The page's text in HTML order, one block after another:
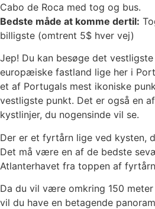
Cabo de Roca med tog og bus.
Bedste måde at komme dertil:
billigste (omtrent 5$ hver vej)
Jep! Du kan besøge det
europæiske fastland lige her i
et af Portugals mest ikoniske
vestligste punkt. Det er også en
kystlinjer, du nogensinde vil se.
Der er et fyrtårn lige ved kysten,
Det må være en af ​​de bedste
Atlanterhavet fra toppen af
Da du vil være omkring 150
vil du have en betagende